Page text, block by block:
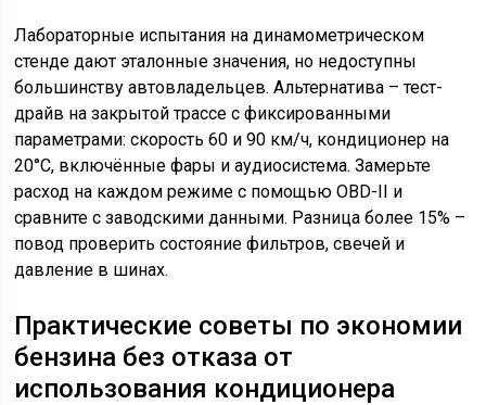
Лабораторные испытания на динамометрическом
стенде дают эталонные значения, но недоступны
большинству автовладельцев. Альтернатива – тест-
драйв на закрытой трассе с фиксированными
параметрами: скорость 60 и 90 км/ч, кондиционер на
20°C, включённые фары и аудиосистема. Замерьте
расход на каждом режиме с помощью OBD-II и
сравните с заводскими данными. Разница более 15% –
повод проверить состояние фильтров, свечей и
давление в шинах.
Практические советы по экономии
бензина без отказа от
использования кондиционера